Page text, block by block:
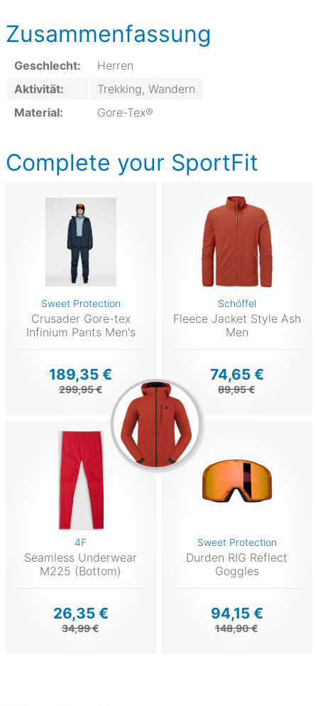
Zusammenfassung
Geschlecht:
Herren
Aktivität:
Trekking, Wandern
Material:
Gore-Tex®
Complete your SportFit
Sweet Protection
Crusader Gore-tex
Infinium Pants Men's
189,35 €
299,95 €
Schöffel
Fleece Jacket Style Ash
Men
74,65 €
89,95 €
4F
Seamless Underwear
M225 (Bottom)
26,35 €
34,99 €
Sweet Protection
Durden RIG Reflect
Goggles
94,15 €
148,90 €